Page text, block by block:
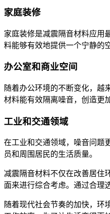
家庭装修
家庭装修是减震隔音材料应用
料能够有效地提供一个宁静的
办公室和商业空间
随着办公环境的不断变化，越
材料能有效隔离噪音，创造更
工业和交通领域
在工业和交通领域，噪音问题
员和周围居民的生活质量。
减震隔音材料不仅在改善居住
面来进行综合考虑。通过合理
随着现代社会节奏的加快，环